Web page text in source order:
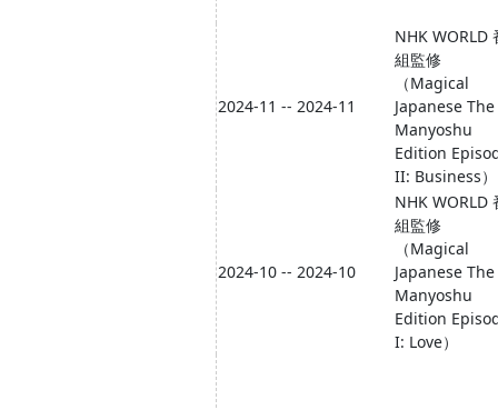
2024-11 -- 2024-11
NHK WORLD
組監修
（Magical
Japanese The
Manyoshu
Edition
II: Business）
2024-10 -- 2024-10
NHK WORLD
組監修
（Magical
Japanese The
Manyoshu
Edition
I: Love）